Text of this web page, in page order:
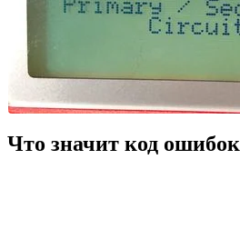
Что значит код ошибок